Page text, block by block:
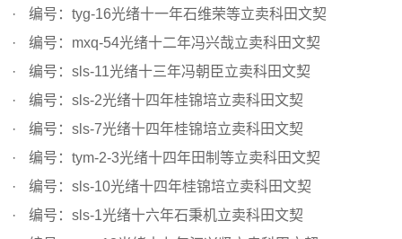
编号：tyg-16光绪十一年石维荣等立卖科田文契
编号：mxq-54光绪十二年冯兴哉立卖科田文契
编号：sls-11光绪十三年冯朝臣立卖科田文契
编号：sls-2光绪十四年桂锦培立卖科田文契
编号：sls-7光绪十四年桂锦培立卖科田文契
编号：tym-2-3光绪十四年田制等立卖科田文契
编号：sls-10光绪十四年桂锦培立卖科田文契
编号：sls-1光绪十六年石秉机立卖科田文契